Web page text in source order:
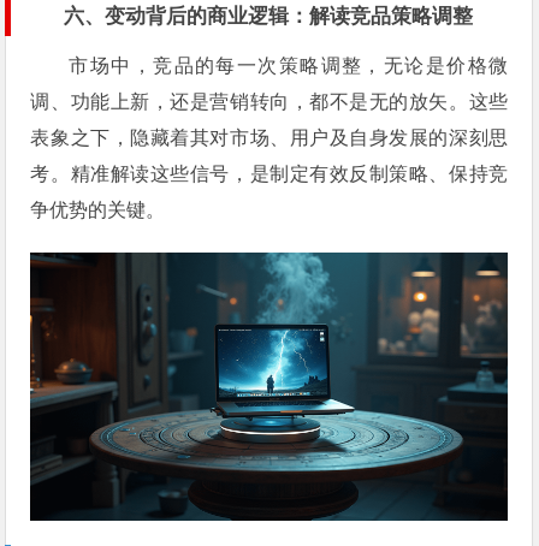
六、变动背后的商业逻辑：解读竞品策略调整
市场中，竞品的每一次策略调整，无论是价格微
调、功能上新，还是营销转向，都不是无的放矢。这些
表象之下，隐藏着其对市场、用户及自身发展的深刻思
考。精准解读这些信号，是制定有效反制策略、保持竞
争优势的关键。